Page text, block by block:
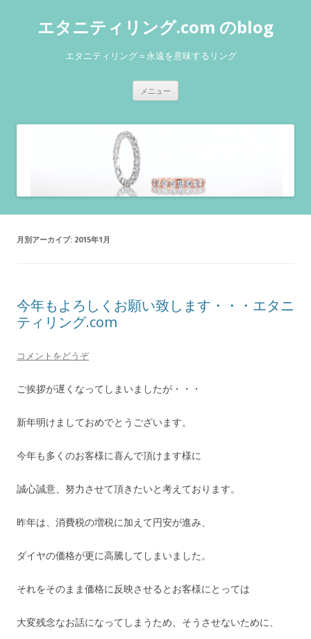
エタニティリング.com のblog
エタニティリング＝永遠を意味するリング
メニュー
月別アーカイブ: 2015年1月
今年もよろしくお願い致します・・・エタニ
ティリング.com
コメントをどうぞ
ご挨拶が遅くなってしまいましたが・・・
新年明けましておめでとうございます。
今年も多くのお客様に喜んで頂けます様に
誠心誠意、努力させて頂きたいと考えております。
昨年は、消費税の増税に加えて円安が進み、
ダイヤの価格が更に高騰してしまいました。
それをそのまま価格に反映させるとお客様にとっては
大変残念なお話になってしまうため、そうさせないために、